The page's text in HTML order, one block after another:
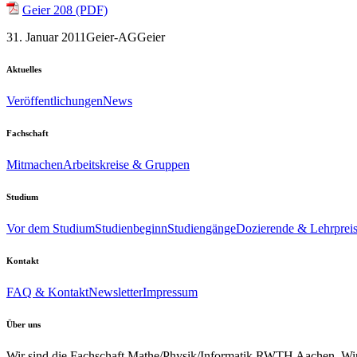
Geier 208 (PDF)
31. Januar 2011Geier-AGGeier
Aktuelles
VeröffentlichungenNews
Fachschaft
MitmachenArbeitskreise & Gruppen
Studium
Vor dem StudiumStudienbeginnStudiengängeDozierende &
Kontakt
FAQ & KontaktNewsletterImpressum
Über uns